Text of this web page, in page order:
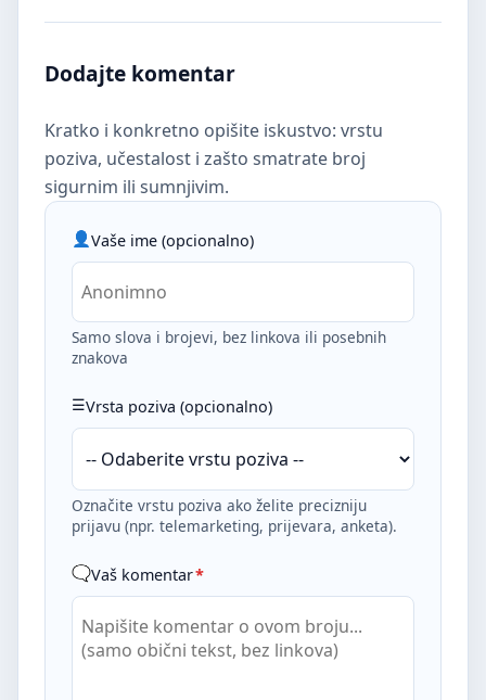
Dodajte komentar
Kratko i konkretno opišite iskustvo: vrstu
poziva, učestalost i zašto smatrate broj
sigurnim ili sumnjivim.
Vaše ime (opcionalno)
Samo slova i brojevi, bez linkova ili posebnih
znakova
Vrsta poziva (opcionalno)
Označite vrstu poziva ako želite precizniju
prijavu (npr. telemarketing, prijevara, anketa).
Vaš komentar*